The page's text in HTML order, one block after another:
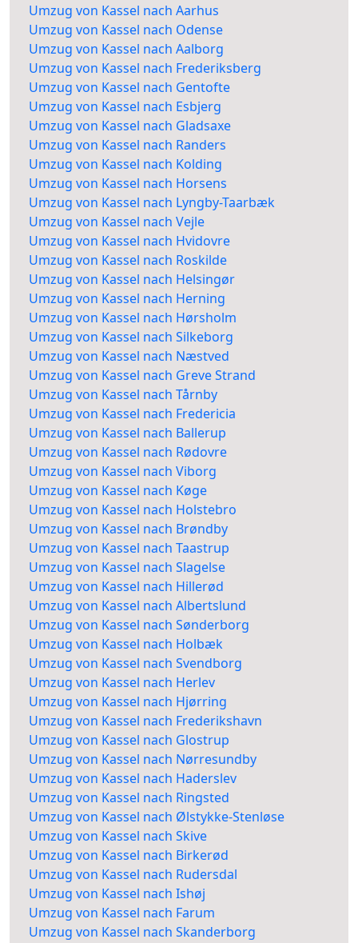
Umzug von Kassel nach Aarhus
Umzug von Kassel nach Odense
Umzug von Kassel nach Aalborg
Umzug von Kassel nach Frederiksberg
Umzug von Kassel nach Gentofte
Umzug von Kassel nach Esbjerg
Umzug von Kassel nach Gladsaxe
Umzug von Kassel nach Randers
Umzug von Kassel nach Kolding
Umzug von Kassel nach Horsens
Umzug von Kassel nach Lyngby-Taarbæk
Umzug von Kassel nach Vejle
Umzug von Kassel nach Hvidovre
Umzug von Kassel nach Roskilde
Umzug von Kassel nach Helsingør
Umzug von Kassel nach Herning
Umzug von Kassel nach Hørsholm
Umzug von Kassel nach Silkeborg
Umzug von Kassel nach Næstved
Umzug von Kassel nach Greve Strand
Umzug von Kassel nach Tårnby
Umzug von Kassel nach Fredericia
Umzug von Kassel nach Ballerup
Umzug von Kassel nach Rødovre
Umzug von Kassel nach Viborg
Umzug von Kassel nach Køge
Umzug von Kassel nach Holstebro
Umzug von Kassel nach Brøndby
Umzug von Kassel nach Taastrup
Umzug von Kassel nach Slagelse
Umzug von Kassel nach Hillerød
Umzug von Kassel nach Albertslund
Umzug von Kassel nach Sønderborg
Umzug von Kassel nach Holbæk
Umzug von Kassel nach Svendborg
Umzug von Kassel nach Herlev
Umzug von Kassel nach Hjørring
Umzug von Kassel nach Frederikshavn
Umzug von Kassel nach Glostrup
Umzug von Kassel nach Nørresundby
Umzug von Kassel nach Haderslev
Umzug von Kassel nach Ringsted
Umzug von Kassel nach Ølstykke-Stenløse
Umzug von Kassel nach Skive
Umzug von Kassel nach Birkerød
Umzug von Kassel nach Rudersdal
Umzug von Kassel nach Ishøj
Umzug von Kassel nach Farum
Umzug von Kassel nach Skanderborg